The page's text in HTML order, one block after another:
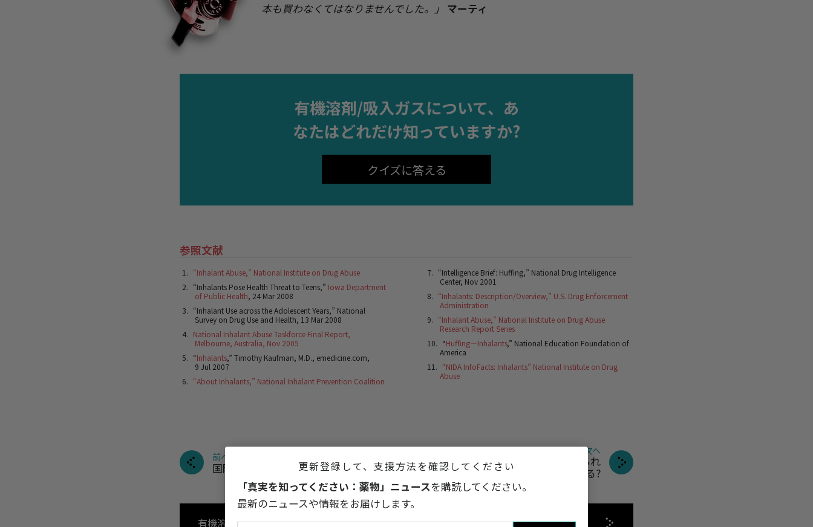
本も買わなくてはなりませんでした。」 マーティ
有機溶剤/吸入ガスについて、あ
なたはどれだけ知っていますか?
クイズに答える
参照文献
“Inhalant Abuse,” National Institute on Drug Abuse
“Inhalants Pose Health Threat to Teens,” Iowa Department
of Public Health, 24 Mar 2008
“Inhalant Use across the Adolescent Years,” National
Survey on Drug Use and Health, 13 Mar 2008
National Inhalant Abuse Taskforce Final Report,
Melbourne, Australia, Nov 2005
“Inhalants,” Timothy Kaufman, M.D., emedicine.com,
9 Jul 2007
“About Inhalants,” National Inhalant Prevention Coalition
“Intelligence Brief: Huffing,” National Drug Intelligence
Center, Nov 2001
“Inhalants: Description/Overview,” U.S. Drug Enforcement
Administration
“Inhalant Abuse,” National Institute on Drug Abuse
Research Report Series
“Huffing—Inhalants,” National Education Foundation of
America
“NIDA InfoFacts: Inhalants” National Institute on Drug
Abuse
前へ
国際的な統計
次へ
有機溶剤/吸入ガスは法律で認められ
ている?
有機溶剤/吸入ガスとは?
更新登録して、支援方法を確認してください
「真実を知ってください：薬物」ニュースを購読してください。
最新のニュースや情報をお届けします。